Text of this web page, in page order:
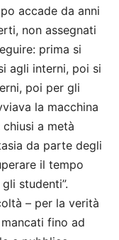
accade da anni
non assegnati
prima si
agli interni, poi si
poi per gli
la macchina
chiusi a metà
da parte degli
il tempo
studenti”.
– per la verità
fino ad